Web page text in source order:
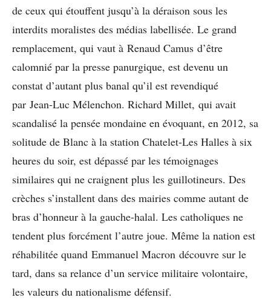
de ceux qui étouffent jusqu’à la déraison sous les
interdits moralistes des médias labellisée. Le grand
remplacement, qui vaut à Renaud Camus d’être
calomnié par la presse panurgique, est devenu un
constat d’autant plus banal qu’il est revendiqué
par Jean-Luc Mélenchon. Richard Millet, qui avait
scandalisé la pensée mondaine en évoquant, en 2012, sa
solitude de Blanc à la station Chatelet-Les Halles à six
heures du soir, est dépassé par les témoignages
similaires qui ne craignent plus les guillotineurs. Des
crèches s’installent dans des mairies comme autant de
bras d’honneur à la gauche-halal. Les catholiques ne
tendent plus forcément l’autre joue. Même la nation est
réhabilitée quand Emmanuel Macron découvre sur le
tard, dans sa relance d’un service militaire volontaire,
les valeurs du nationalisme défensif.